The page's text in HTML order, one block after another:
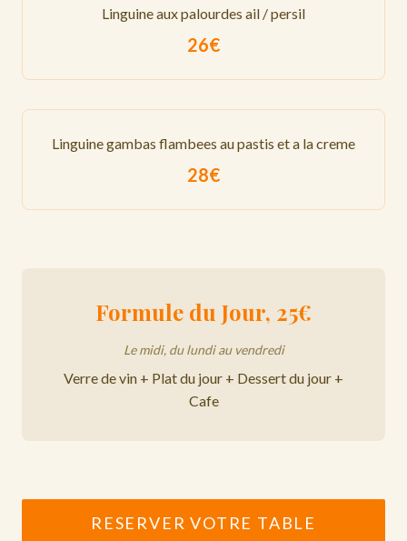
Linguine aux palourdes ail / persil
26€
Linguine gambas flambees au pastis et a la creme
28€
Formule du Jour, 25€
Le midi, du lundi au vendredi
Verre de vin + Plat du jour + Dessert du jour +
Cafe
RESERVER VOTRE TABLE